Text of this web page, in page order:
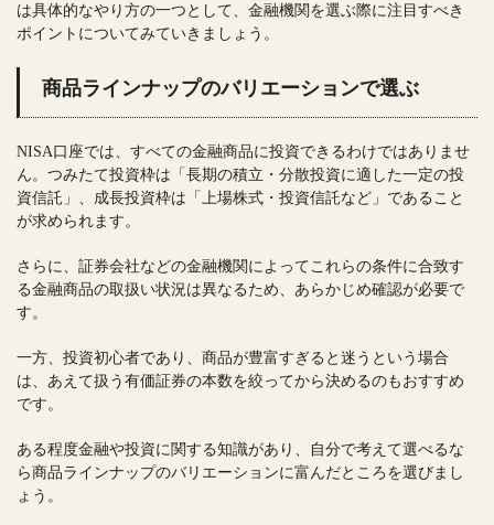
は具体的なやり方の一つとして、金融機関を選ぶ際に注目すべき
ポイントについてみていきましょう。
商品ラインナップのバリエーションで選ぶ
NISA口座では、すべての金融商品に投資できるわけではありませ
ん。つみたて投資枠は「長期の積立・分散投資に適した一定の投
資信託」、成長投資枠は「上場株式・投資信託など」であること
が求められます。
さらに、証券会社などの金融機関によってこれらの条件に合致す
る金融商品の取扱い状況は異なるため、あらかじめ確認が必要で
す。
一方、投資初心者であり、商品が豊富すぎると迷うという場合
は、あえて扱う有価証券の本数を絞ってから決めるのもおすすめ
です。
ある程度金融や投資に関する知識があり、自分で考えて選べるな
ら商品ラインナップのバリエーションに富んだところを選びまし
ょう。